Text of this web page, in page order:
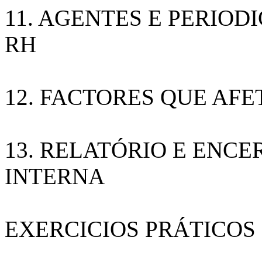
11. AGENTES E
RH
12. FACTORES QUE
13. RELATÓRIO E
INTERNA
EXERCICIOS